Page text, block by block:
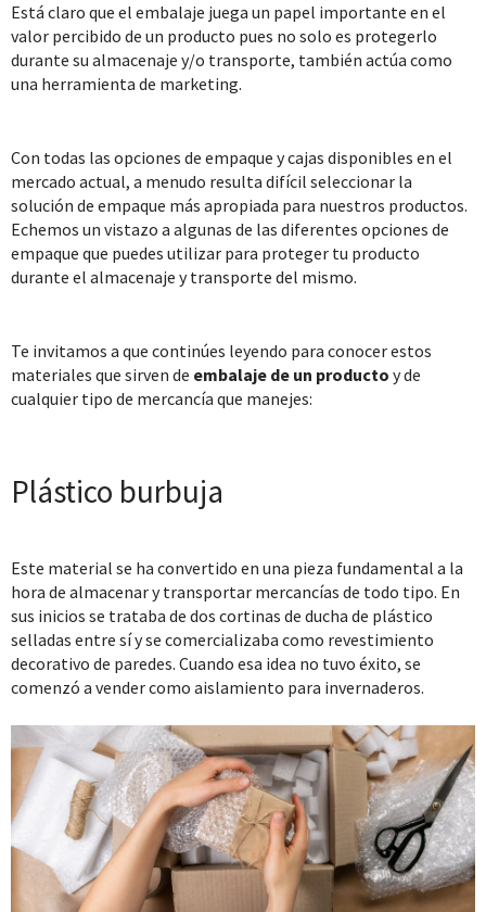
Está claro que el embalaje juega un papel importante en el
valor percibido de un producto pues no solo es protegerlo
durante su almacenaje y/o transporte, también actúa como
una herramienta de marketing.
Con todas las opciones de empaque y cajas disponibles en el
mercado actual, a menudo resulta difícil seleccionar la
solución de empaque más apropiada para nuestros productos.
Echemos un vistazo a algunas de las diferentes opciones de
empaque que puedes utilizar para proteger tu producto
durante el almacenaje y transporte del mismo.
Te invitamos a que continúes leyendo para conocer estos
materiales que sirven de embalaje de un producto y de
cualquier tipo de mercancía que manejes:
Plástico burbuja
Este material se ha convertido en una pieza fundamental a la
hora de almacenar y transportar mercancías de todo tipo. En
sus inicios se trataba de dos cortinas de ducha de plástico
selladas entre sí y se comercializaba como revestimiento
decorativo de paredes. Cuando esa idea no tuvo éxito, se
comenzó a vender como aislamiento para invernaderos.